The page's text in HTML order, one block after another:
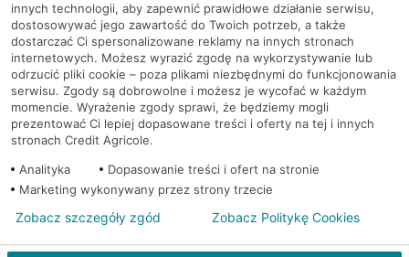
RODO
Regulamin serwisu
Mapa serwisu
PolitykaCookies
© 2026 Credit Agricole Bank Polska S.A. Wszelkie prawa zastrzeżone
innych technologii, aby zapewnić prawidłowe działanie serwisu,
dostosowywać jego zawartość do Twoich potrzeb, a także
dostarczać Ci spersonalizowane reklamy na innych stronach
internetowych. Możesz wyrazić zgodę na wykorzystywanie lub
odrzucić pliki cookie – poza plikami niezbędnymi do funkcjonowania
serwisu. Zgody są dobrowolne i możesz je wycofać w każdym
momencie. Wyrażenie zgody sprawi, że będziemy mogli
prezentować Ci lepiej dopasowane treści i oferty na tej i innych
stronach Credit Agricole.
Analityka
Dopasowanie treści i ofert na stronie
Marketing wykonywany przez strony trzecie
Zobacz szczegóły zgód Zobacz Politykę Cookies